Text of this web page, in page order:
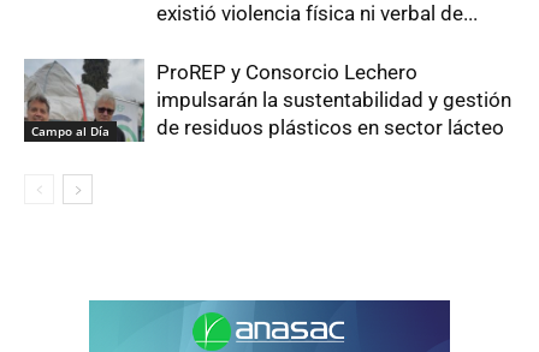
existió violencia física ni verbal de...
Campo al Día
ProREP y Consorcio Lechero
impulsarán la sustentabilidad y gestión
de residuos plásticos en sector lácteo